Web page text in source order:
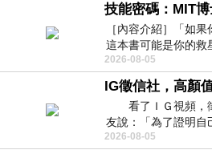
［內容介紹］「如
這本書可能是你的
（Adam Grant），《
2026-08-05
看了ＩＧ視頻，
友說：「為了證明自
且眼光高，我決定一
2026-08-05